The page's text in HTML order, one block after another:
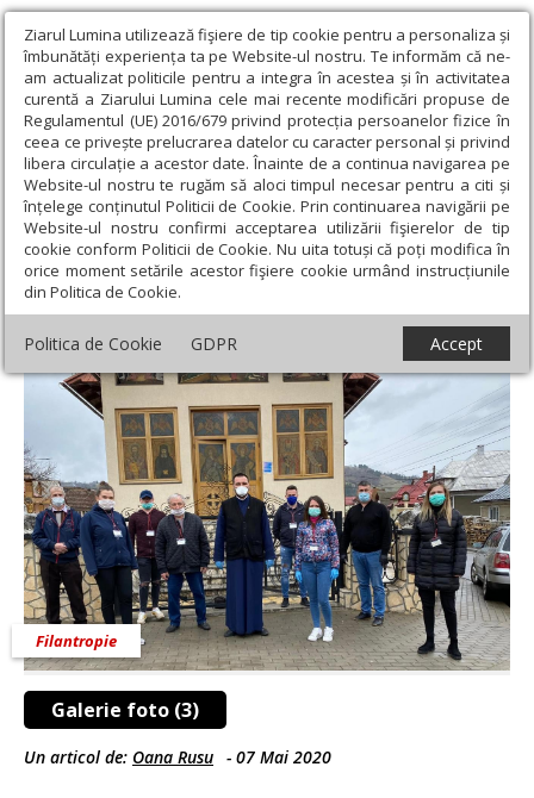
Ziarul Lumina utilizează fişiere de tip cookie pentru a personaliza și
îmbunătăți experiența ta pe Website-ul nostru. Te informăm că ne-
am actualizat politicile pentru a integra în acestea și în activitatea
curentă a Ziarului Lumina cele mai recente modificări propuse de
Regulamentul (UE) 2016/679 privind protecția persoanelor fizice în
ceea ce privește prelucrarea datelor cu caracter personal și privind
libera circulație a acestor date. Înainte de a continua navigarea pe
Website-ul nostru te rugăm să aloci timpul necesar pentru a citi și
înțelege conținutul Politicii de Cookie. Prin continuarea navigării pe
Website-ul nostru confirmi acceptarea utilizării fişierelor de tip
cookie conform Politicii de Cookie. Nu uita totuși că poți modifica în
orice moment setările acestor fişiere cookie urmând instrucțiunile
din Politica de Cookie.
Politica de Cookie GDPR Accept
Ziarul Lumina › Filantropie › Ajutoare pentru 1.290 de persoane
în Arhiepiscopia Alba Iuliei, în Săptămâna Luminată
Ajutoare pentru 1.290 de persoane în
Arhiepiscopia Alba Iuliei, în Săptămâna
Luminată
Galerie foto (3)
Filantropie
Un articol de: Oana Rusu - 07 Mai 2020